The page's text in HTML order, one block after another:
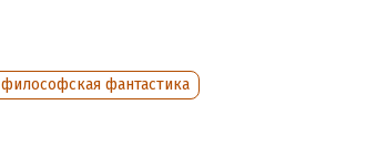
философская фантастика